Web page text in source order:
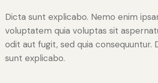
Dicta sunt explicabo. Nemo enim
voluptatem quia voluptas sit
odit aut fugit, sed quia consequuntur.
sunt explicabo.